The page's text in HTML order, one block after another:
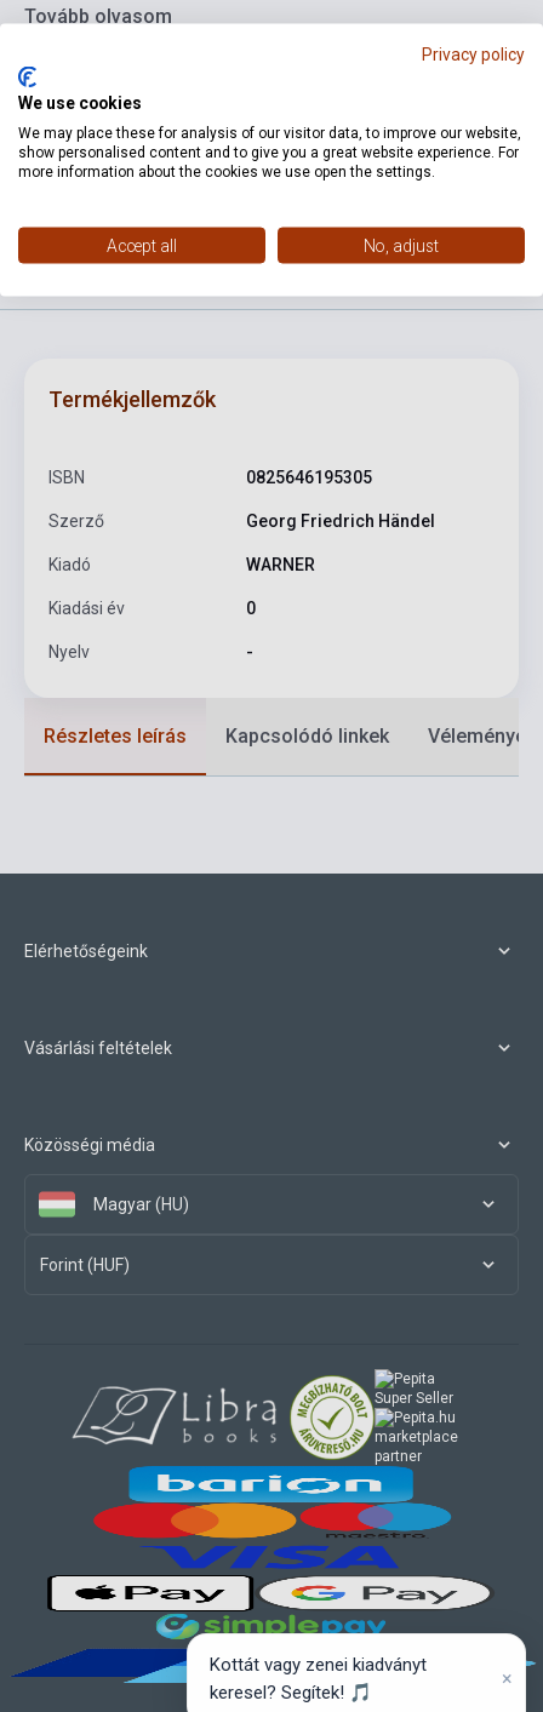
Tovább olvasom
Kosárba
Termékjellemzők
ISBN 0825646195305
Szerző Georg Friedrich Händel
Kiadó WARNER
Kiadási év 0
Nyelv -
Részletes leírás Kapcsolódó linkek Vélemények
Elérhetőségeink
Vásárlási feltételek
Közösségi média
Magyar (HU)
Forint (HUF)
marketplace
partner
Privacy policy
We use cookies
We may place these for analysis of our visitor data, to improve our website,
show personalised content and to give you a great website experience. For
more information about the cookies we use open the settings.
Accept all No, adjust
Kottát vagy zenei kiadványt
keresel? Segítek! 🎵
×